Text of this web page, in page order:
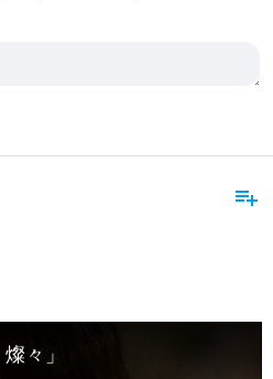
playlist_add
々」